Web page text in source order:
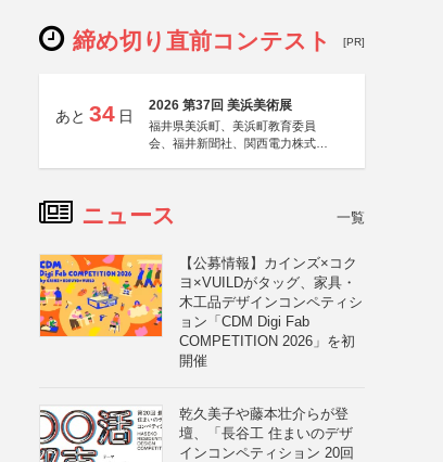
締め切り直前コンテスト [PR]
あと 34 日
2026 第37回 美浜美術展
福井県美浜町、美浜町教育委員
会、福井新聞社、関西電力株式会
ニュース 一覧
【公募情報】カインズ×コク
ヨ×VUILDがタッグ、家具・
木工品デザインコンペティシ
ョン「CDM Digi Fab
COMPETITION 2026」を初
開催
乾久美子や藤本壮介らが登
壇、「長谷工 住まいのデザ
インコンペティション 20回